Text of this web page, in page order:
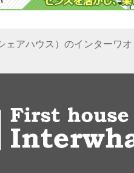
ェアハウス）のインターワオ